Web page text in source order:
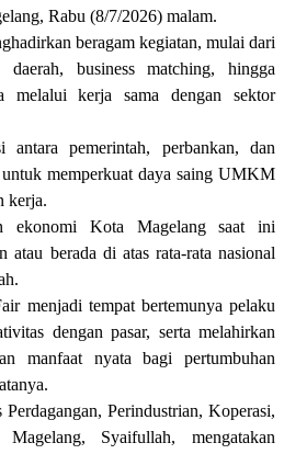
Rabu (8/7/2026) malam.
beragam kegiatan, mulai dari
business matching, hingga
melalui kerja sama dengan sektor
antara pemerintah, perbankan, dan
memperkuat daya saing UMKM
kerja.
ekonomi Kota Magelang saat ini
atau berada di atas rata-rata nasional
menjadi tempat bertemunya pelaku
dengan pasar, serta melahirkan
manfaat nyata bagi pertumbuhan
Perindustrian, Koperasi,
Syaifullah, mengatakan